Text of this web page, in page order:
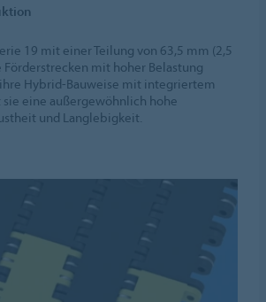
19 mit einer Teilung von 63,5 mm (2,5
Förderstrecken mit hoher Belastung
Hybrid-Bauweise mit integriertem
eine außergewöhnlich hohe
und Langlebigkeit.